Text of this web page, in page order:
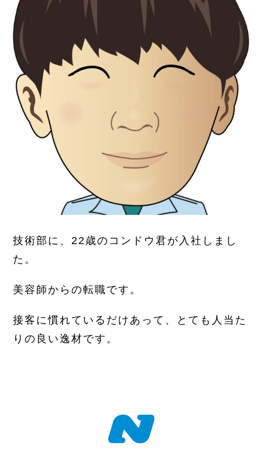
技術部に、22歳のコンドウ君が入社しまし
た。
美容師からの転職です。
接客に慣れているだけあって、とても人当た
りの良い逸材です。